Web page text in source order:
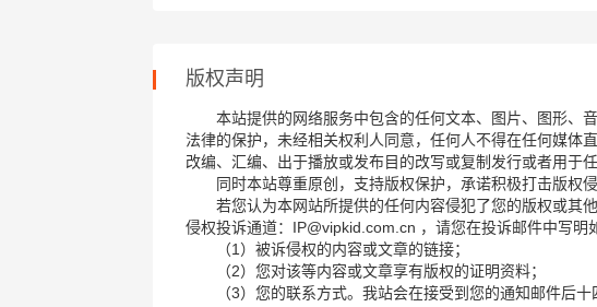
版权声明
本站提供的网络服务中包含的任何文本、图片、图形、
法律的保护，未经相关权利人同意，任何人不得在任何媒体
改编、汇编、出于播放或发布目的改写或复制发行或者用于任
同时本站尊重原创，支持版权保护，承诺积极打击版权侵
若您认为本网站所提供的任何内容侵犯了您的版权或其
侵权投诉通道：IP@vipkid.com.cn ，请您在投诉邮件中写明
（1）被诉侵权的内容或文章的链接；
（2）您对该等内容或文章享有版权的证明资料；
（3）您的联系方式。我站会在接受到您的通知邮件后十